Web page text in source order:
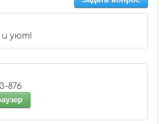
и уют!
43-876